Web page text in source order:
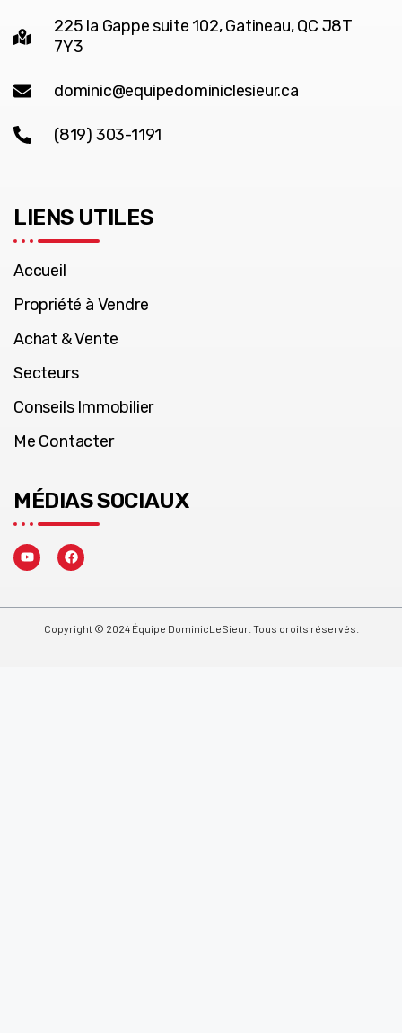
225 la Gappe suite 102, Gatineau, QC J8T
7Y3
dominic@equipedominiclesieur.ca
(819) 303-1191
LIENS UTILES
Accueil
Propriété à Vendre
Achat & Vente
Secteurs
Conseils Immobilier
Me Contacter
MÉDIAS SOCIAUX
Copyright © 2024 Équipe DominicLeSieur. Tous droits réservés.